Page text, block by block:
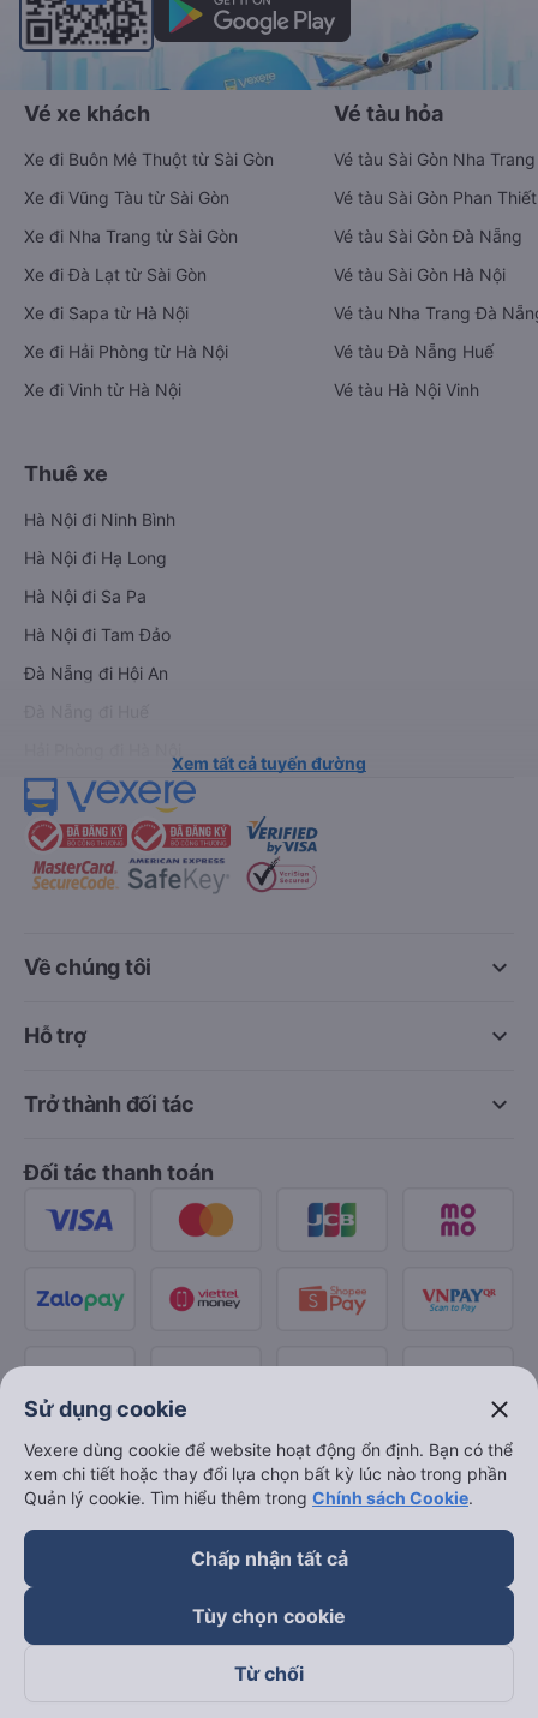
Vé xe khách
Xe đi Buôn Mê Thuột từ Sài Gòn
Xe đi Vũng Tàu từ Sài Gòn
Xe đi Nha Trang từ Sài Gòn
Xe đi Đà Lạt từ Sài Gòn
Xe đi Sapa từ Hà Nội
Xe đi Hải Phòng từ Hà Nội
Xe đi Vinh từ Hà Nội
Vé tàu hỏa
Vé tàu Sài Gòn Nha Trang
Vé tàu Sài Gòn Phan Thiết
Vé tàu Sài Gòn Đà Nẵng
Vé tàu Sài Gòn Hà Nội
Vé tàu Nha Trang Đà
Vé tàu Đà Nẵng Huế
Vé tàu Hà Nội Vinh
Thuê xe
Hà Nội đi Ninh Bình
Hà Nội đi Hạ Long
Hà Nội đi Sa Pa
Hà Nội đi Tam Đảo
Đà Nẵng đi Hội An
Xem tất cả tuyến đường
keyboard_arrow_down
Về chúng tôi
keyboard_arrow_down
Hỗ trợ
keyboard_arrow_down
Trở thành đối tác
Đối tác thanh toán
Sử dụng cookie close
Vexere dùng cookie để website hoạt động ổn định. Bạn có thể
xem chi tiết hoặc thay đổi lựa chọn bất kỳ lúc nào trong phần
Quản lý cookie. Tìm hiểu thêm trong Chính sách Cookie.
Chấp nhận tất cả
Tùy chọn cookie
Từ chối